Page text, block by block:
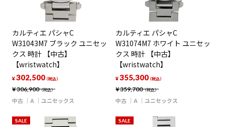
カルティエ パシャC
W31043M7 ブラック ユニセッ
クス 時計 【中古】
【wristwatch】
¥306,900（税込）
¥302,500（税込）
中古 A ユニセックス
カルティエ パシャC
W31074M7 ホワイト ユニセッ
クス 時計 【中古】
【wristwatch】
¥359,700（税込）
¥355,300（税込）
中古 A ユニセックス
SALE SALE